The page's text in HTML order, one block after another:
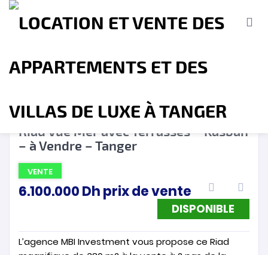
Terrains Location de Vacances Contact
❮ ❯
Riad Vue Mer avec Terrasses – Kasbah
– à Vendre – Tanger
VENTE
6.100.000Dhprix de vente
DISPONIBLE
L’agence MBI Investment vous propose ce Riad